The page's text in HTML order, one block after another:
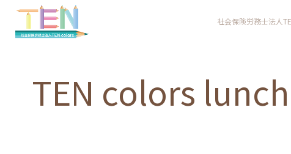
社会保険労務士法人
TEN colors